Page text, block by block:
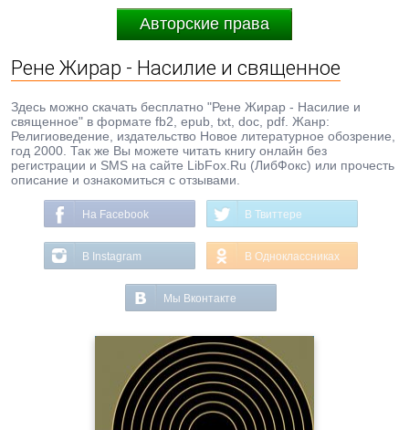
Авторские права
Рене Жирар - Насилие и священное
Здесь можно скачать бесплатно "Рене Жирар - Насилие и
священное" в формате fb2, epub, txt, doc, pdf. Жанр:
Религиоведение, издательство Новое литературное обозрение,
год 2000. Так же Вы можете читать книгу онлайн без
регистрации и SMS на сайте LibFox.Ru (ЛибФокс) или прочесть
описание и ознакомиться с отзывами.
На Facebook В Твиттере
В Instagram В Одноклассниках
Мы Вконтакте